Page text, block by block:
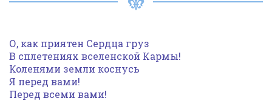
О, как приятен Сердца груз
В сплетениях вселенской Кармы!
Коленями земли коснусь
Я перед вами!
Перед всеми вами!